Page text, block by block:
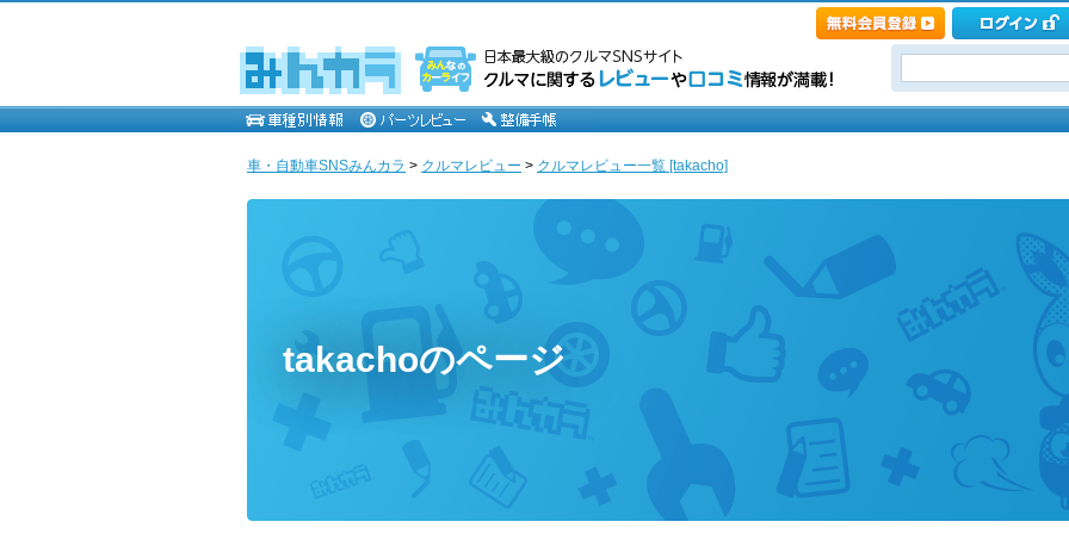
車・自動車SNSみんカラ > クルマレビュー > クルマレビュー一覧 [takacho]
takachoのページ